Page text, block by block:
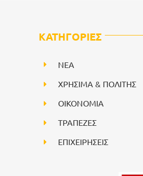
ΚΑΤΗΓΟΡΙΕΣ
NEA
ΧΡΗΣΙΜΑ & ΠΟΛΙΤΗΣ
ΟΙΚΟΝΟΜΙΑ
ΤΡΑΠΕΖΕΣ
ΕΠΙΧΕΙΡΗΣΕΙΣ